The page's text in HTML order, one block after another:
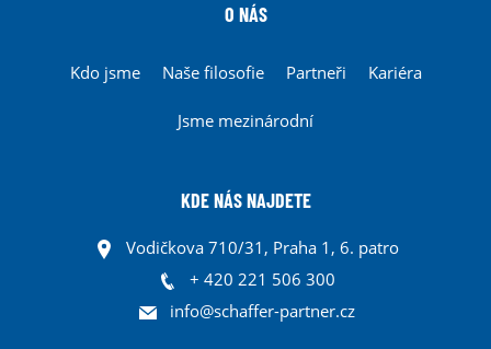
O NÁS
Kdo jsme Naše filosofie Partneři Kariéra
Jsme mezinárodní
KDE NÁS NAJDETE
Vodičkova 710/31, Praha 1, 6. patro
+ 420 221 506 300
info@schaffer-partner.cz